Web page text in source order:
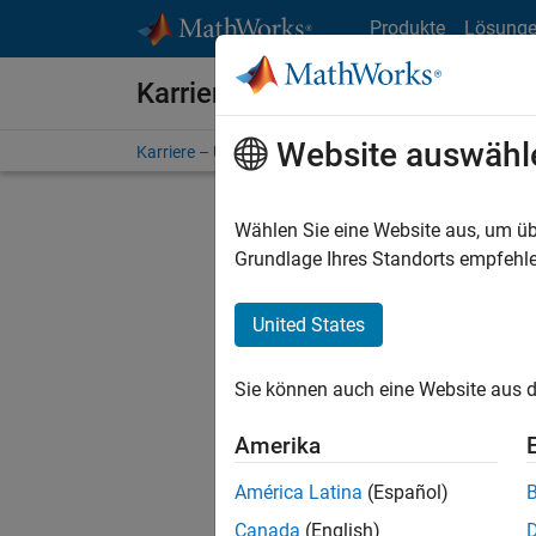
Produkte
Karriere bei MathWorks
Karriere – Übersicht Stellensuche
FILTER:
Stellen
Es
Region
Website
Wählen Sie eine Website aus, um
Grundlage Ihres Standorts
United States
Sie können auch eine Website aus
Amerika
América Latina (Español)
Canada (English)